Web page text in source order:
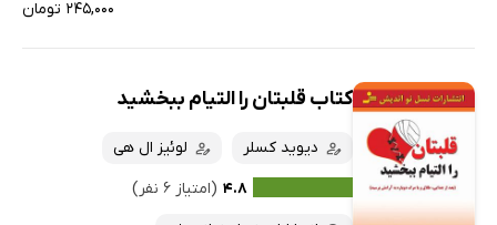
۲۴۵,۰۰۰ تومان
کتاب قلبتان را التیام ببخشید
دیوید کسلر
لوئیز ال هی
۴.۸ (امتیاز ۶ نفر)